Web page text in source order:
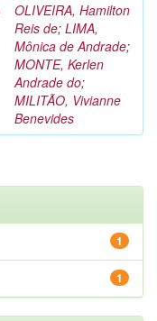
OLIVEIRA, Hamilton
Reis de; LIMA,
Mônica de Andrade;
MONTE, Kerlen
Andrade do;
MILITÃO, Vivianne
Benevides
1
1